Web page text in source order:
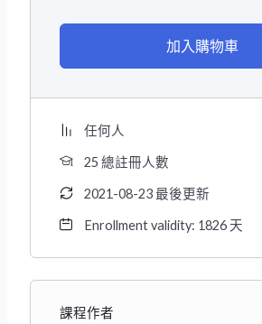
加入購物車
任何人
25 總註冊人數
2021-08-23 最後更新
Enrollment validity: 1826 天
課程作者